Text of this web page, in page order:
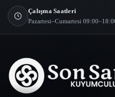
Çalışma Saatleri
Pazartesi–Cumartesi